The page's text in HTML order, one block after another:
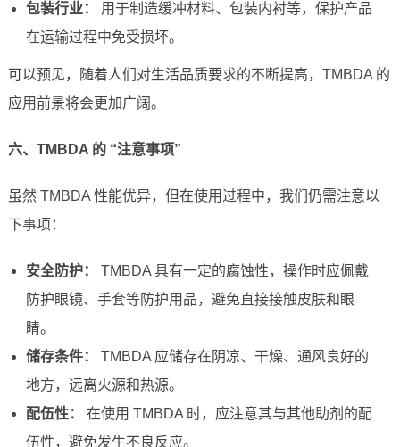
包装行业：
用于制造缓冲材料、包装内衬等，保护产品
在运输过程中免受损坏。
可以预见，随着人们对生活品质要求的不断提高，TMBDA 的
应用前景将会更加广阔。
六、TMBDA 的 “注意事项”
虽然 TMBDA 性能优异，但在使用过程中，我们仍需注意以
下事项：
安全防护：
TMBDA 具有一定的腐蚀性，操作时应佩戴
防护眼镜、手套等防护用品，避免直接接触皮肤和眼
睛。
储存条件：
TMBDA 应储存在阴凉、干燥、通风良好的
地方，远离火源和热源。
配伍性：
在使用 TMBDA 时，应注意其与其他助剂的配
伍性，避免发生不良反应。